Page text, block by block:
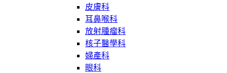
皮膚科
耳鼻喉科
放射腫瘤科
核子醫學科
婦產科
眼科